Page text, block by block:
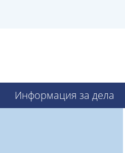
Информация за дела